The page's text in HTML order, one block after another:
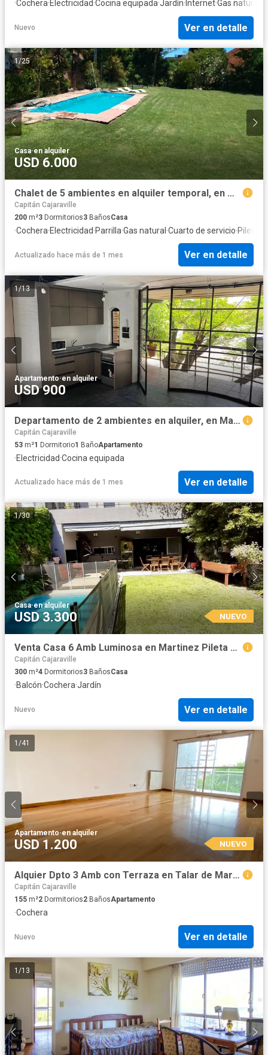
·Cochera·Electricidad·Cocina equipada·Jardín· Internet·Gas natural
Nuevo Ver en detalle
1 /25
Casa·en alquiler
USD 6.000
Chalet de 5 ambientes en alquiler temporal, en Martínez.
Capitán Cajaraville
200 m²3 Dormitorios3 BañosCasa
·Cochera·Electricidad·Parrilla·Gas natural ·Cuarto de servicio·Pileta
Actualizado hace más de 1 mes Ver en detalle
1/13
Apartamento·en alquiler
USD 900
Departamento de 2 ambientes en alquiler, en Martínez.
Capitán Cajaraville
53 m²1 Dormitorio1 BañoApartamento
·Electricidad·Cocina equipada
Actualizado hace más de 1 mes Ver en detalle
1/30
Casa·en alquiler
USD 3.300 NUEVO
Venta Casa 6 Amb Luminosa en Martinez Pileta Parque Parrilla Cochera fija cub
Capitán Cajaraville
300 m²4 Dormitorios3 BañosCasa
·Balcón·Cochera·Jardín
Nuevo Ver en detalle
1 /41
Apartamento·en alquiler
USD 1.200 NUEVO
Alquier Dpto 3 Amb con Terraza en Talar de Martinez, Pileta, Seguridad 24hs, Gym, SUM, Jardin
Capitán Cajaraville
155 m²2 Dormitorios2 BañosApartamento
·Cochera
Nuevo Ver en detalle
1 /13